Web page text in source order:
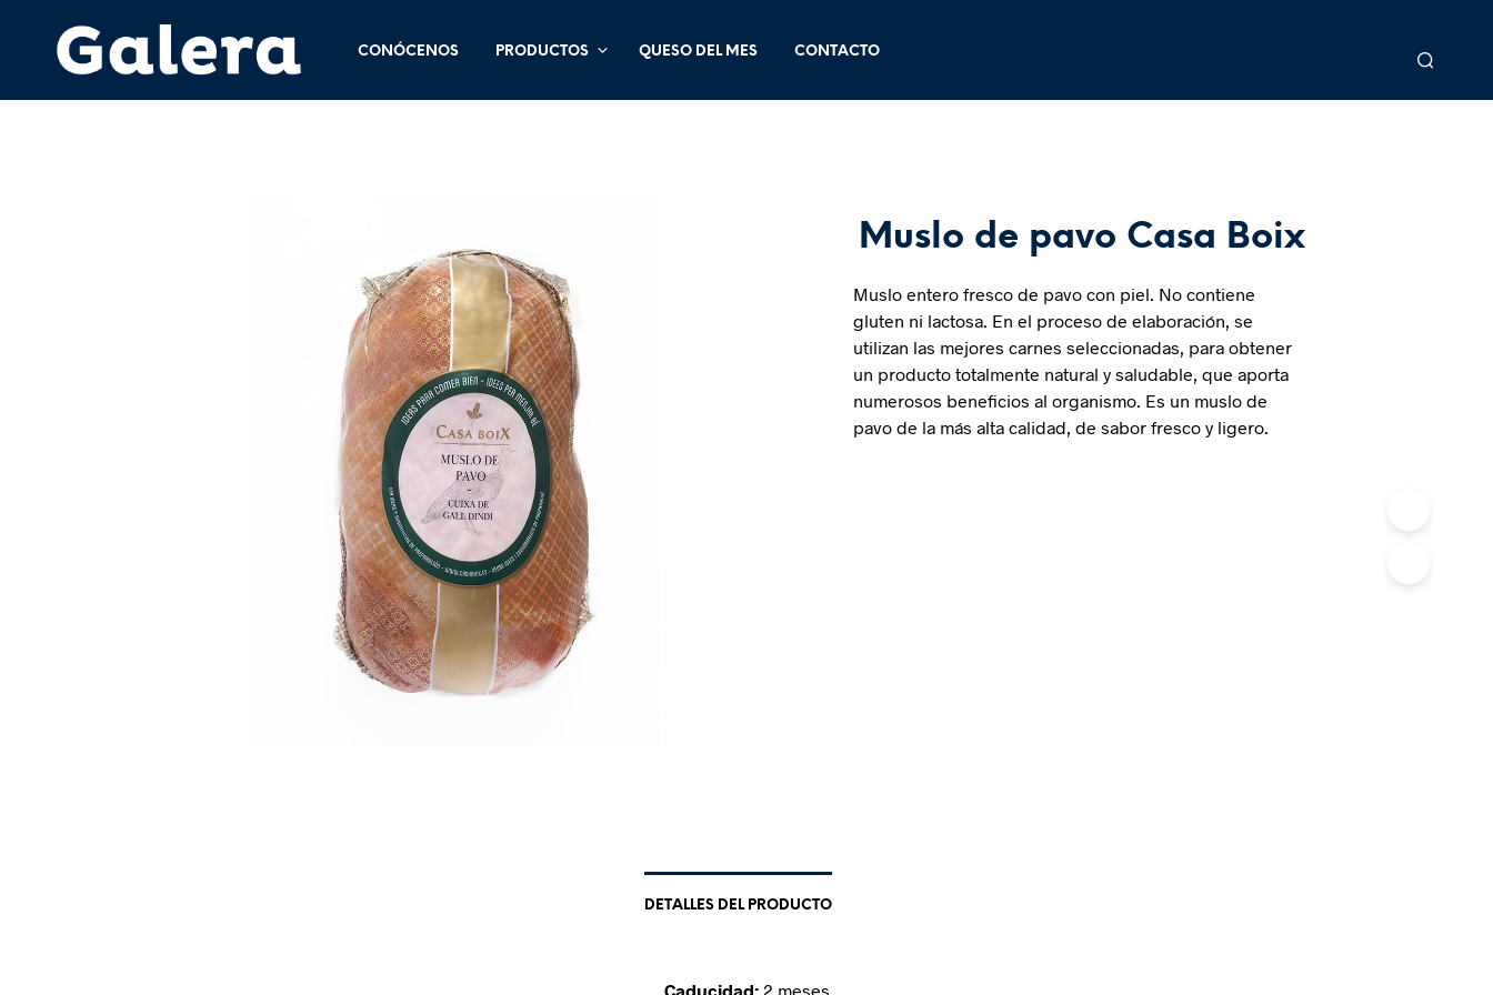
CONÓCENOS PRODUCTOS QUESO DEL MES CONTACTO
Muslo de pavo Casa Boix
Muslo entero fresco de pavo con piel. No contiene
gluten ni lactosa. En el proceso de elaboración, se
utilizan las mejores carnes seleccionadas, para obtener
un producto totalmente natural y saludable, que aporta
numerosos beneficios al organismo. Es un muslo de
pavo de la más alta calidad, de sabor fresco y ligero.
DETALLES DEL PRODUCTO
Caducidad:2 meses